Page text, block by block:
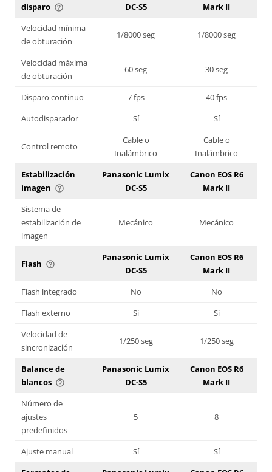
disparo help_outline
DC-S5
Mark II
Velocidad mínima
de obturación
1/8000 seg 1/8000 seg
Velocidad máxima
de obturación
60 seg 30 seg
Disparo continuo 7 fps
40 fps
Autodisparador
Sí Sí
Control remoto
Cable o
Inalámbrico
Cable o
Inalámbrico
Estabilización
imagen help_outline
Panasonic Lumix
DC-S5
Canon EOS R6
Mark II
Sistema de
estabilización de
imagen
Mecánico Mecánico
Flash help_outline
Panasonic Lumix
DC-S5
Canon EOS R6
Mark II
Flash integrado
No
No
Flash externo
Sí
Sí
Velocidad de
sincronización
1/250 seg 1/250 seg
Balance de
blancos help_outline
Panasonic Lumix
DC-S5
Canon EOS R6
Mark II
Número de
ajustes
predefinidos
5 8
Ajuste manual Sí
Sí